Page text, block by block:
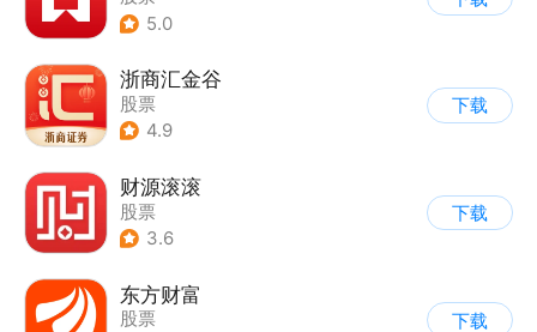
5.0
浙商汇金谷
股票
4.9
下载
财源滚滚
股票
3.6
下载
东方财富
股票
下载